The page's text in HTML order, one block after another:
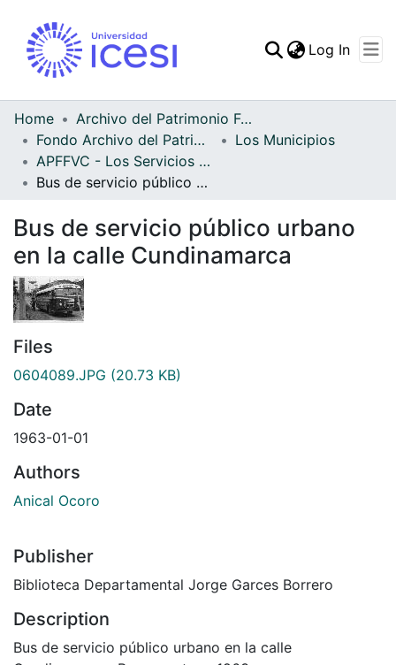
Statistics
Log In
Home
Archivo del Patrimonio Fotográfico y Fílmico del Valle del Cauca
Fondo Archivo del Patrimonio Fotográfico y Fílmico del Valle del Cauca
Los Municipios
APFFVC - Los Servicios Públicos - Patrimonial
Bus de servicio público urbano en la calle Cundinamarca
Bus de servicio público urbano
en la calle Cundinamarca
Files
0604089.JPG (20.73 KB)
Date
1963-01-01
Authors
Anical Ocoro
Publisher
Biblioteca Departamental Jorge Garces Borrero
Description
Bus de servicio público urbano en la calle